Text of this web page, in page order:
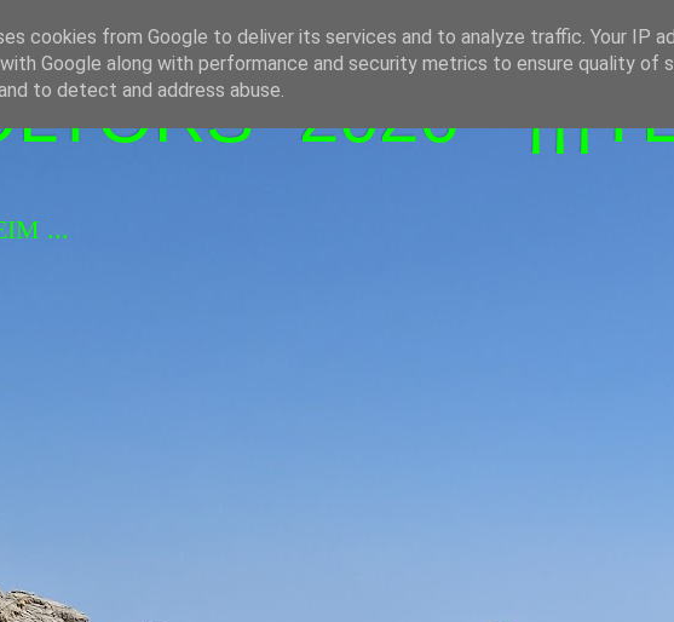
-2026 -
...
cookies from Google to deliver its services and to analyze traffic. Your IP
Google along with performance and security metrics to ensure quality of
to detect and address abuse.